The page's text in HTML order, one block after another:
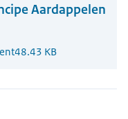
Aardappelen
48.43 KB